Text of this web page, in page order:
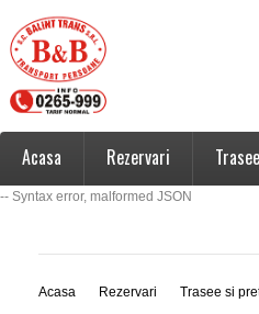
Acasa Rezervari
-- Syntax error, malformed JSON
Acasa Rezervari Trasee si